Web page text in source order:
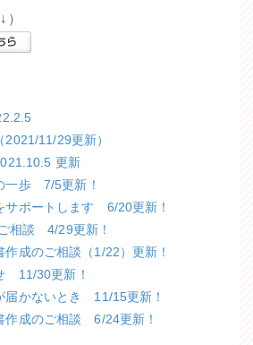
11/29更新）
更新
一歩 7/5更新！
サポートします 6/20更新！
相談 4/29更新！
成のご相談（1/22）更新！
11/30更新！
届かないとき 11/15更新！
作成のご相談 6/24更新！